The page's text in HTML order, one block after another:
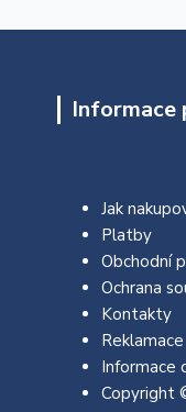
Informace
Jak
Platby
Obchodní
Ochrana
Kontakty
Reklamace
Informace
Copyright